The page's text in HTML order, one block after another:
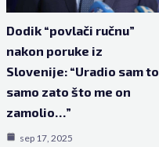
Dodik “povlači ručnu”
nakon poruke iz
Slovenije: “Uradio sam to
samo zato što me on
zamolio…”
sep 17, 2025